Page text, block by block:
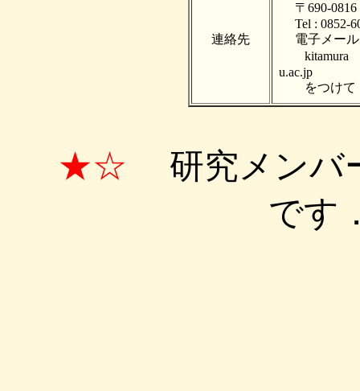
連絡先
〒690-
Tel : 0852-
電子メール
kitamura
u.ac.jp
をつけて
★☆
研究メンバ
です